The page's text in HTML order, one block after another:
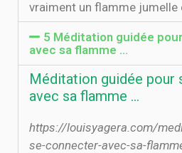
vraiment un flamme jumelle
5 Méditation guidée
avec sa flamme …
Méditation guidée pour
avec sa flamme …
https://louisyagera.com/
se-connecter-avec-sa-